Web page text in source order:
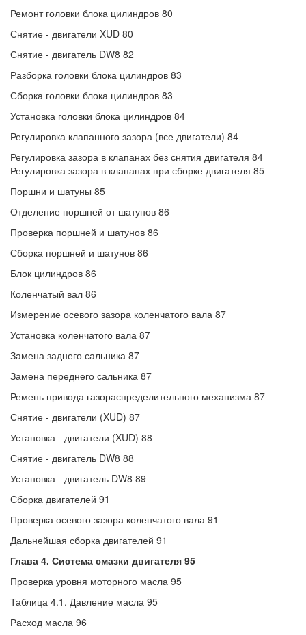
Ремонт головки блока цилиндров 80
Снятие - двигатели XUD 80
Снятие - двигатель DW8 82
Разборка головки блока цилиндров 83
Сборка головки блока цилиндров 83
Установка головки блока цилиндров 84
Регулировка клапанного зазора (все двигатели) 84
Регулировка зазора в клапанах без снятия двигателя 84
Регулировка зазора в клапанах при сборке двигателя 85
Поршни и шатуны 85
Отделение поршней от шатунов 86
Проверка поршней и шатунов 86
Сборка поршней и шатунов 86
Блок цилиндров 86
Коленчатый вал 86
Измерение осевого зазора коленчатого вала 87
Установка коленчатого вала 87
Замена заднего сальника 87
Замена переднего сальника 87
Ремень привода газораспределительного механизма 87
Снятие - двигатели (XUD) 87
Установка - двигатели (XUD) 88
Снятие - двигатель DW8 88
Установка - двигатель DW8 89
Сборка двигателей 91
Проверка осевого зазора коленчатого вала 91
Дальнейшая сборка двигателей 91
Глава 4. Система смазки двигателя 95
Проверка уровня моторного масла 95
Таблица 4.1. Давление масла 95
Расход масла 96